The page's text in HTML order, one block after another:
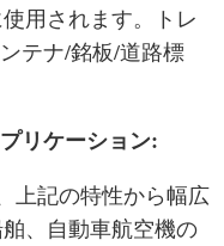
用されます。トレ
テナ/銘板/道路標
リケーション:
上記の特性から幅広
、自動車航空機の